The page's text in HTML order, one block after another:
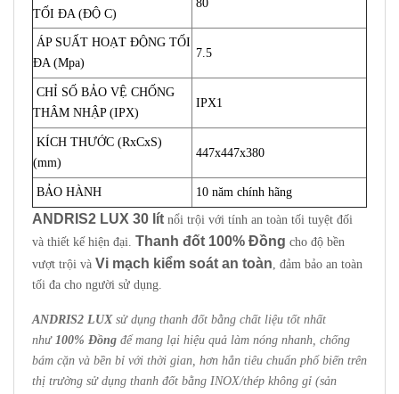
TỐI ĐA (ĐỘ C)
80
ÁP SUẤT HOẠT ĐỘNG TỐI
ĐA (Mpa)
7.5
CHỈ SỐ BẢO VỆ CHỐNG
THÂM NHẬP (IPX)
IPX1
KÍCH THƯỚC (RxCxS)
(mm)
447x447x380
BẢO HÀNH 10 năm chính hãng
ANDRIS2 LUX 30 lít nổi trội với tính an toàn tối tuyệt đối
và thiết kế hiện đại. Thanh đốt 100% Đồng cho độ bền
vượt trội và Vi mạch kiểm soát an toàn, đảm bảo an toàn
tối đa cho người sử dụng.
ANDRIS2 LUXsử dụng thanh đốt bằng chất liệu tốt nhất
như 100% Đồng để mang lại hiệu quả làm nóng nhanh, chống
bám cặn và bền bỉ với thời gian, hơn hẳn tiêu chuẩn phổ biến trên
thị trường sử dụng thanh đốt bằng INOX/thép không gỉ (sản